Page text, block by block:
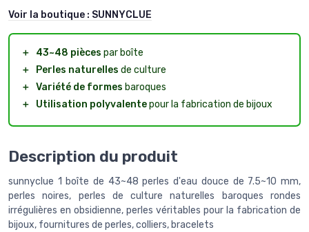
Voir la boutique : SUNNYCLUE
＋ 43~48 pièces par boîte
＋
Perles naturelles de culture
＋ Variété de formes baroques
＋
Utilisation polyvalentepour la fabrication de bijoux
Description du produit
sunnyclue 1 boîte de 43~48 perles d'eau douce de 7.5~10 mm,
perles noires, perles de culture naturelles baroques rondes
irrégulières en obsidienne, perles véritables pour la fabrication de
bijoux, fournitures de perles, colliers, bracelets